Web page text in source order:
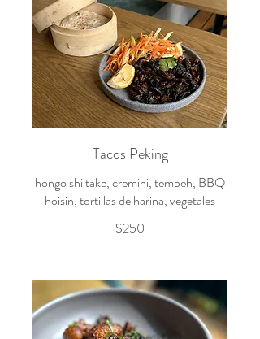
Tacos Peking
hongo shiitake, cremini, tempeh, BBQ
hoisin, tortillas de harina, vegetales
$250